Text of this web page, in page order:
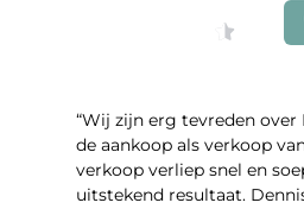
“Wij zijn erg tevreden over
de aankoop als verkoop
verkoop verliep snel en
uitstekend resultaat.